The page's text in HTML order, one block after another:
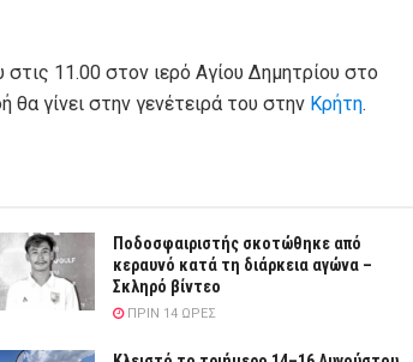
στις 11.00 στον ιερό Αγίου Δημητρίου στο
γίνει στην γενέτειρά του στην Κρήτη.
Ποδοσφαιριστής σκοτώθηκε από
κεραυνό κατά τη διάρκεια αγώνα –
Σκληρό βίντεο
ΠΡΙΝ 14 ΏΡΕΣ